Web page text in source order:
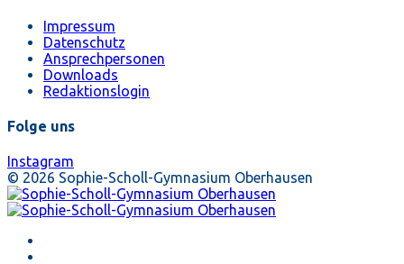
Impressum
Datenschutz
Ansprechpersonen
Downloads
Redaktionslogin
Folge uns
Instagram
© 2026 Sophie-Scholl-Gymnasium Oberhausen